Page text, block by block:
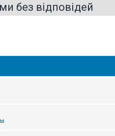
без відповідей